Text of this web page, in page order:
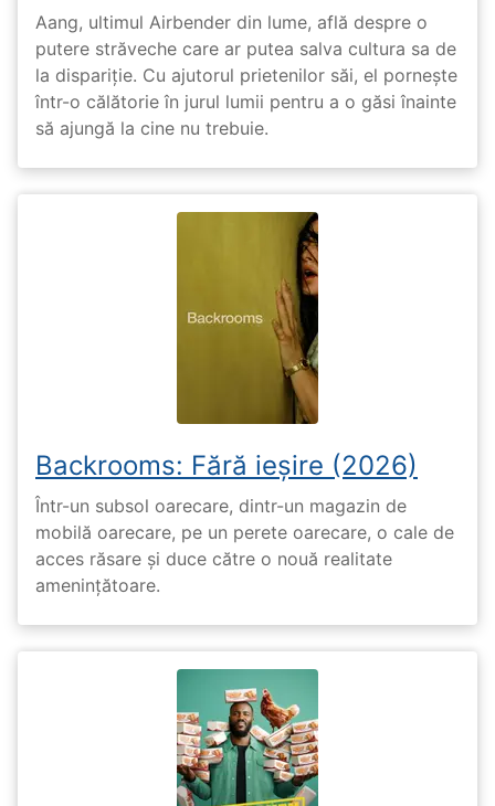
Aang, ultimul Airbender din lume, află despre o
putere străveche care ar putea salva cultura sa de
la dispariție. Cu ajutorul prietenilor săi, el pornește
într-o călătorie în jurul lumii pentru a o găsi înainte
să ajungă la cine nu trebuie.
Backrooms: Fără ieșire (2026)
Într-un subsol oarecare, dintr-un magazin de
mobilă oarecare, pe un perete oarecare, o cale de
acces răsare și duce către o nouă realitate
amenințătoare.